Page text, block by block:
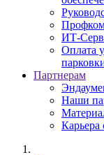
ИТ-
Оплата
Партнерам
Наши
Карьера